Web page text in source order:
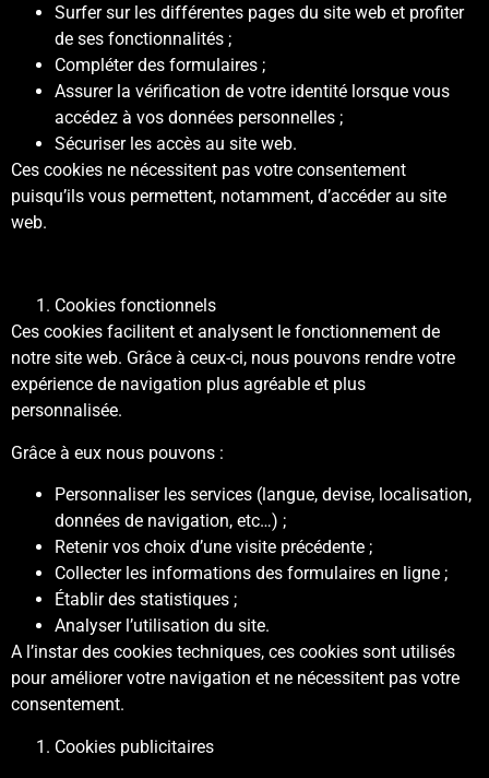
Surfer sur les différentes pages du site web et profiter
de ses fonctionnalités ;
Compléter des formulaires ;
Assurer la vérification de votre identité lorsque vous
accédez à vos données personnelles ;
Sécuriser les accès au site web.
Ces cookies ne nécessitent pas votre consentement
puisqu’ils vous permettent, notamment, d’accéder au site
web.
Cookies fonctionnels
Ces cookies facilitent et analysent le fonctionnement de
notre site web. Grâce à ceux-ci, nous pouvons rendre votre
expérience de navigation plus agréable et plus
personnalisée.
Grâce à eux nous pouvons :
Personnaliser les services (langue, devise, localisation,
données de navigation, etc…) ;
Retenir vos choix d’une visite précédente ;
Collecter les informations des formulaires en ligne ;
Établir des statistiques ;
Analyser l’utilisation du site.
A l’instar des cookies techniques, ces cookies sont utilisés
pour améliorer votre navigation et ne nécessitent pas votre
consentement.
Cookies publicitaires